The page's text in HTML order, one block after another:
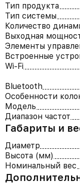
Тип продукта
Тип системы
Количество
Выходная
Элементы
Встроенные
Wi-Fi
Bluetooth
Особенности
Модель
Диапазон частот
Габариты и
Диаметр
Высота (мм)
Номинальный вес